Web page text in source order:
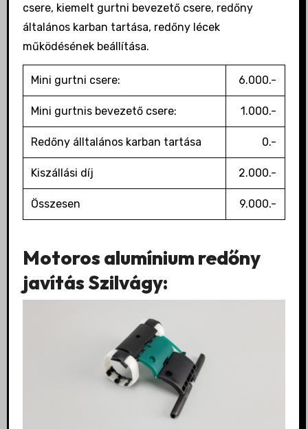
csere, kiemelt gurtni bevezető csere, redőny
általános karban tartása, redőny lécek
működésének beállítása.
Mini gurtni csere: 6.000.-
Mini gurtnis bevezető csere: 1.000.-
Redőny álltalános karban tartása 0.-
Kiszállási díj 2.000.-
Összesen 9.000.-
Motoros alumínium redőny
javítás Szilvágy: